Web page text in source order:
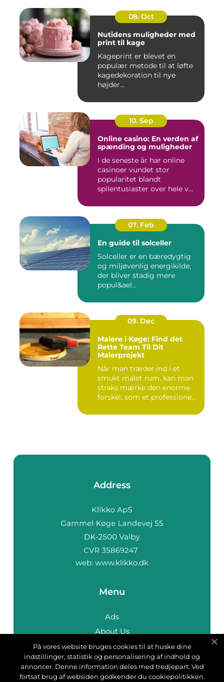
08. Oct
Nutidens muligheder med
print til kage
Kageprint er blevet en
populær metode til at løfte
kagedekoration til nye
højder...
10. Sep
Online casino: En verden af
spænding og muligheder
I de seneste år har online
casinoer vundet stor
popularitet blandt
spilentusiaster over hele v...
07. Feb
En guide til solceller
Solceller er en bæredygtig
og miljøvenlig energikilde,
der bliver stadig mere
popul&ael...
09. Dec
Malere i Køge: Find det
Rette Team Til Dit
Malerprojekt
Når man træder ind i et
smukt malet rum, kan man
straks mærke den enorme
forskel, som et professione...
Address
web: www.klikko.dk
Menu
Ads
About Us
Cookies
Contact
Sitemap
På vores website bruges cookies til at huske dine
indstillinger, statistik og personalisering af indhold og
annoncer. Denne information deles med tredjepart. Ved
fortsat brug af websiden godkender du cookiepolitikken.